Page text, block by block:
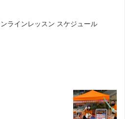
ラインレッスン スケジュール